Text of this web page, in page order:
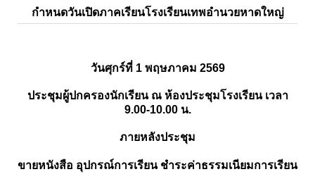
กำหนดวันเปิดภาคเรียนโรงเรียนเทพอำนวยหาดใหญ่
วันศุกร์ที่ 1 พฤษภาคม 2569
ประชุมผู้ปกครองนักเรียน ณ ห้องประชุมโรงเรียน เวลา
9.00-10.00 น.
ภายหลังประชุม
ขายหนังสือ อุปกรณ์การเรียน ชำระค่าธรรมเนียมการเรียน